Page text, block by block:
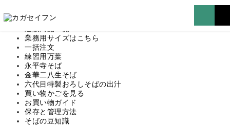
TOP
業務用サイズはこちら
一括注文
練習用万葉
永平寺そば
金華二八生そば
六代目特製おろしそばの出汁
買い物かごを見る
お買い物ガイド
保存と管理方法
そばの豆知識